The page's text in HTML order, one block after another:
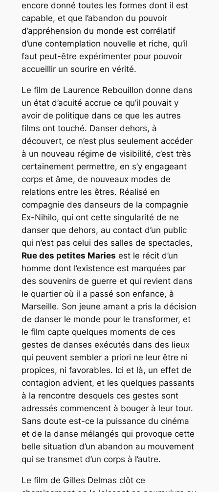
encore donné toutes les formes dont il est
capable, et que l’abandon du pouvoir
d’appréhension du monde est corrélatif
d’une contemplation nouvelle et riche, qu’il
faut peut-être expérimenter pour pouvoir
accueillir un sourire en vérité.
Le film de Laurence Rebouillon donne dans
un état d’acuité accrue ce qu’il pouvait y
avoir de politique dans ce que les autres
films ont touché. Danser dehors, à
découvert, ce n’est plus seulement accéder
à un nouveau régime de visibilité, c’est très
certainement permettre, en s’y engageant
corps et âme, de nouveaux modes de
relations entre les êtres. Réalisé en
compagnie des danseurs de la compagnie
Ex-Nihilo, qui ont cette singularité de ne
danser que dehors, au contact d’un public
qui n’est pas celui des salles de spectacles,
Rue des petites Maries est le récit d’un
homme dont l’existence est marquées par
des souvenirs de guerre et qui revient dans
le quartier où il a passé son enfance, à
Marseille. Son jeune amant a pris la décision
de danser le monde pour le transformer, et
le film capte quelques moments de ces
gestes de danses exécutés dans des lieux
qui peuvent sembler a priori ne leur être ni
propices, ni favorables. Ici et là, un effet de
contagion advient, et les quelques passants
à la rencontre desquels ces gestes sont
adressés commencent à bouger à leur tour.
Sans doute est-ce la puissance du cinéma
et de la danse mélangés qui provoque cette
belle situation d’un abandon au mouvement
qui se transmet d’un corps à l’autre.
Le film de Gilles Delmas clôt ce